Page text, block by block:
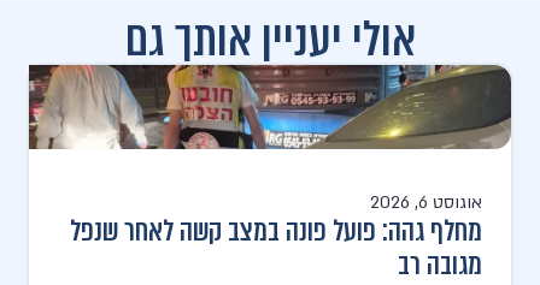
אולי יעניין אותך גם
אוגוסט 6, 2026
מחלף גהה: פועל פונה במצב קשה לאחר שנפל
מגובה רב